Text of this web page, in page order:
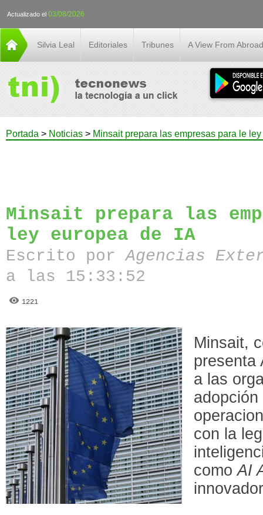
Actualizado el 03/08/2026
Silvia Leal Editoriales Tribunes A View From Abroad
Portada > Noticias > Minsait prepara las empresas para le
Minsait prepara las
ley europea de IA
Escrito porAgencias
a las 15:33:52
1221
Minsait,
presenta
a las
con la
comoAI